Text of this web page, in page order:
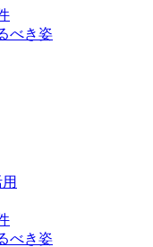
べき姿
べき姿